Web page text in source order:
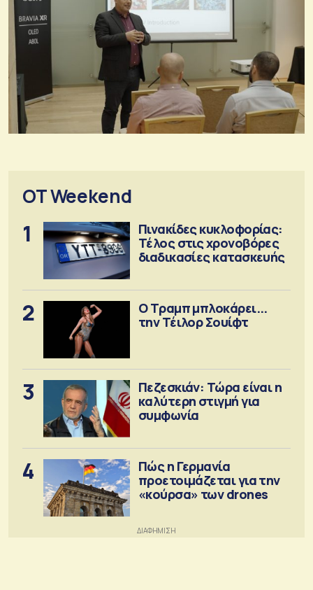
OT Weekend
1
Πινακίδες κυκλοφορίας:
Τέλος στις χρονοβόρες
διαδικασίες κατασκευής
2
Ο Τραμπ μπλοκάρει...
την Τέιλορ Σουίφτ
3
Πεζεσκιάν: Τώρα είναι η
καλύτερη στιγμή για
συμφωνία
4
Πώς η Γερμανία
προετοιμάζεται για την
«κούρσα» των drones